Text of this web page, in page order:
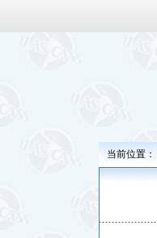
当前位置：